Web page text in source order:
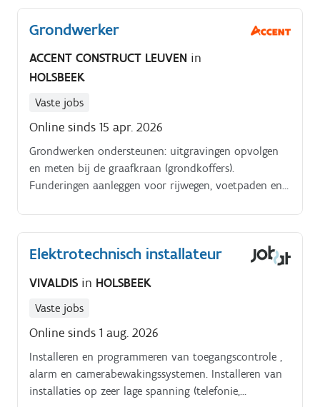
Grondwerker
ACCENT CONSTRUCT LEUVEN in
HOLSBEEK
Vaste jobs
Online sinds 15 apr. 2026
Grondwerken ondersteunen: uitgravingen opvolgen
en meten bij de graafkraan (grondkoffers).
Funderingen aanleggen voor rijwegen, voetpaden en
Elektrotechnisch installateur
VIVALDIS in HOLSBEEK
Vaste jobs
Online sinds 1 aug. 2026
Installeren en programmeren van toegangscontrole ,
alarm en camerabewakingssystemen. Installeren van
installaties op zeer lage spanning (telefonie,